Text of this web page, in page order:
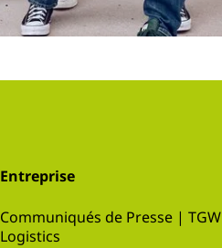
Entreprise
Communiqués de Presse | TGW
Logistics